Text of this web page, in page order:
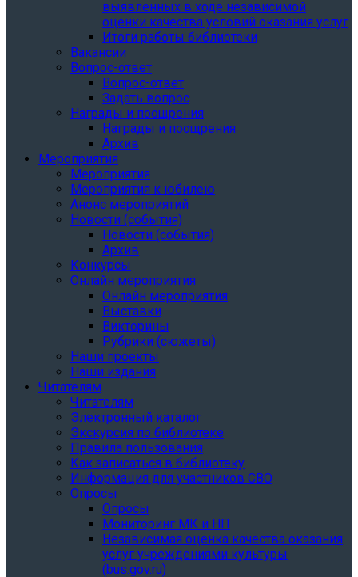
выявленных в ходе независимой
оценки качества условий оказания услуг
Итоги работы библиотеки
Вакансии
Вопрос-ответ
Вопрос-ответ
Задать вопрос
Награды и поощрения
Награды и поощрения
Архив
Мероприятия
Мероприятия
Мероприятия к юбилею
Анонс мероприятий
Новости (события)
Новости (события)
Архив
Конкурсы
Онлайн мероприятия
Онлайн мероприятия
Выставки
Викторины
Рубрики (сюжеты)
Наши проекты
Наши издания
Читателям
Читателям
Электронный каталог
Экскурсия по библиотеке
Правила пользования
Как записаться в библиотеку
Информация для участников СВО
Опросы
Опросы
Мониторинг МК и НП
Независимая оценка качества оказания
услуг учреждениями культуры
(bus.gov.ru)